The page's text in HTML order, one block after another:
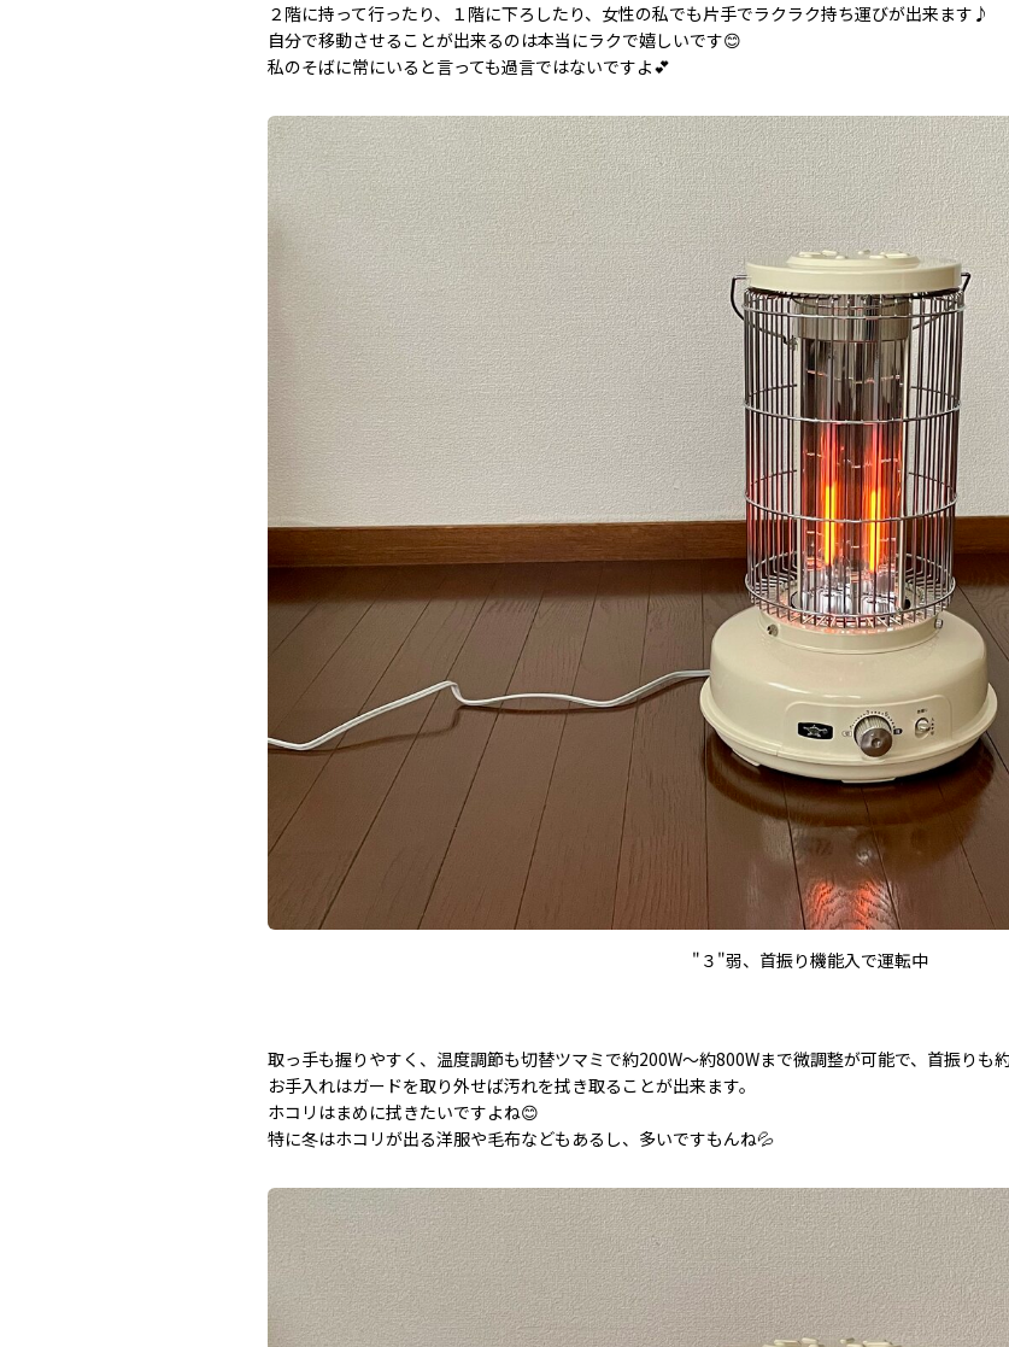
２階に持って行ったり、１階に下ろしたり、女性の私でも片手でラクラク持ち運びが出来ます♪
自分で移動させることが出来るのは本当にラクで嬉しいです😊
私のそばに常にいると言っても過言ではないですよ💕
"３"弱、首振り機能入で運転中
取っ手も握りやすく、温度調節も切替ツマミで約200W〜約800Wまで微調整が可能で、首振りも
お手入れはガードを取り外せば汚れを拭き取ることが出来ます。
ホコリはまめに拭きたいですよね😊
特に冬はホコリが出る洋服や毛布などもあるし、多いですもんね💦